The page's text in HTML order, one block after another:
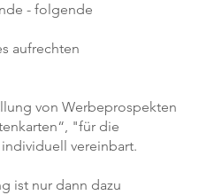
- folgende
aufrechten
von Werbeprospekten
"für die
vereinbart.
ist nur dann dazu